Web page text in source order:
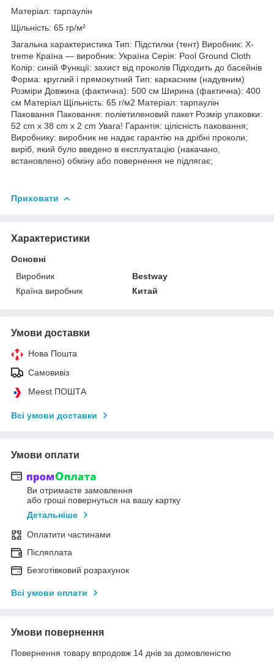
Матеріал: тарпаулін
Щільність: 65 гр/м²
Загальна характеристика Тип: Підстилки (тент) Виробник: X-
treme Країна — виробник: Україна Серія: Pool Ground Cloth
Колір: синій Функції: захист від проколів Підходить до басейнів
Форма: круглий і прямокутний Тип: каркасним (надувним)
Розміри Довжина (фактична): 500 см Ширина (фактична): 400
см Матеріал Щільність: 65 г/м2 Матеріал: тарпаулін
Паковання Паковання: поліетиленовий пакет Розмір упаковки:
52 cm x 38 cm x 2 cm Увага! Гарантія: цілісність паковання;
Виробнику: виробник не надає гарантію на дрібні проколи;
виріб, який було введено в експлуатацію (накачано,
встановлено) обміну або повернення не підлягає;
Приховати
Характеристики
Основні
Виробник
Bestway
Країна виробник
Китай
Умови доставки
Нова Пошта
Самовивіз
Meest ПОШТА
Всі умови доставки
Умови оплати
Ви отримаєте замовлення
або гроші повернуться на вашу картку
Детальніше
Оплатити частинами
Післяплата
Безготівковий розрахунок
Всі умови оплати
Умови повернення
Повернення товару впродовж 14 днів за домовленістю